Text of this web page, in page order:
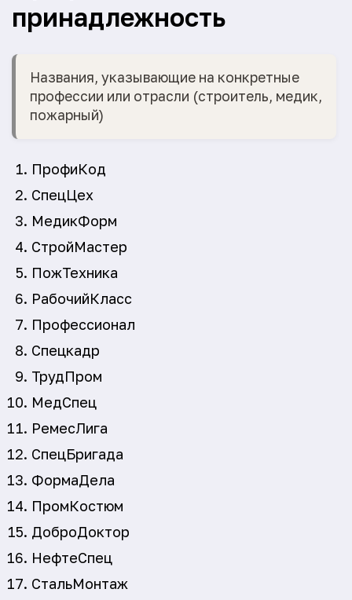
принадлежность
Названия, указывающие на конкретные
профессии или отрасли (строитель, медик,
пожарный)
ПрофиКод
СпецЦех
МедикФорм
СтройМастер
ПожТехника
РабочийКласс
Профессионал
Спецкадр
ТрудПром
МедСпец
РемесЛига
СпецБригада
ФормаДела
ПромКостюм
ДоброДоктор
НефтеСпец
СтальМонтаж